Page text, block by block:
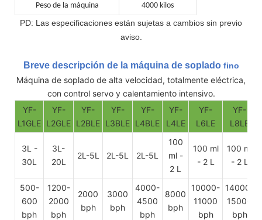
Peso de la máquina 4000 kilos
PD: Las especificaciones están sujetas a cambios sin previo
aviso.
Breve descripción de la máquina de soplado fino
Máquina de soplado de alta velocidad, totalmente eléctrica,
con control servo y calentamiento intensivo.
YF-
L1GLE
YF-
L2GLE
YF-
L2BLE
YF-
L3BLE
YF-
L4BLE
YF-
L4LE
YF-
L6LE
YF-
L8LE
3L -
30L
3L-
20L
2L-5L 2L-5L 2L-5L
100
ml -
2 L
100 ml
- 2 L
100 ml
- 2 L
500-
600
bph
1200-
2000
bph
2000
bph
3000
bph
4000-
4500
bph
8000
bph
10000-
11000
bph
14000-
15000
bph